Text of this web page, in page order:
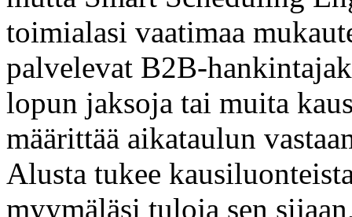
toimialasi vaatimaa
palvelevat B2B-
lopun jaksoja tai muita
määrittää aikataulun
Alusta tukee
myymäläsi tuloja sen